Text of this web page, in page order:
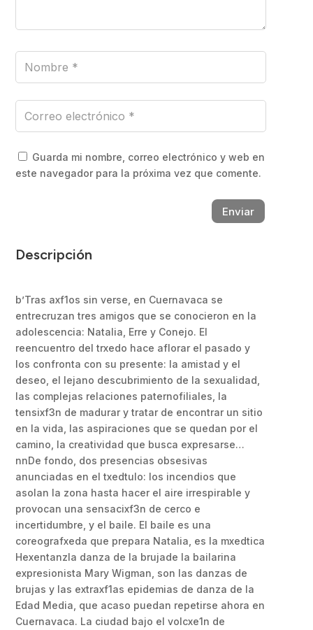
Guarda mi nombre, correo electrónico y web en
este navegador para la próxima vez que comente.
Enviar
Descripción
b’Tras axf1os sin verse, en Cuernavaca se
entrecruzan tres amigos que se conocieron en la
adolescencia: Natalia, Erre y Conejo. El
reencuentro del trxedo hace aflorar el pasado y
los confronta con su presente: la amistad y el
deseo, el lejano descubrimiento de la sexualidad,
las complejas relaciones paternofiliales, la
tensixf3n de madurar y tratar de encontrar un sitio
en la vida, las aspiraciones que se quedan por el
camino, la creatividad que busca expresarse…
nnDe fondo, dos presencias obsesivas
anunciadas en el txedtulo: los incendios que
asolan la zona hasta hacer el aire irrespirable y
provocan una sensacixf3n de cerco e
incertidumbre, y el baile. El baile es una
coreografxeda que prepara Natalia, es la mxedtica
Hexentanzla danza de la brujade la bailarina
expresionista Mary Wigman, son las danzas de
brujas y las extraxf1as epidemias de danza de la
Edad Media, que acaso puedan repetirse ahora en
Cuernavaca. La ciudad bajo el volcxe1n de